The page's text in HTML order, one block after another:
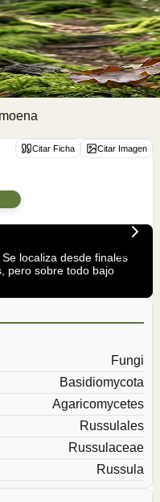
Citar Ficha Citar Imagen
localiza desde finales
pero sobre todo bajo
Fungi
Basidiomycota
Agaricomycetes
Russulales
Russulaceae
Russula